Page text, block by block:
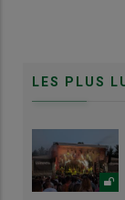
LES PLUS